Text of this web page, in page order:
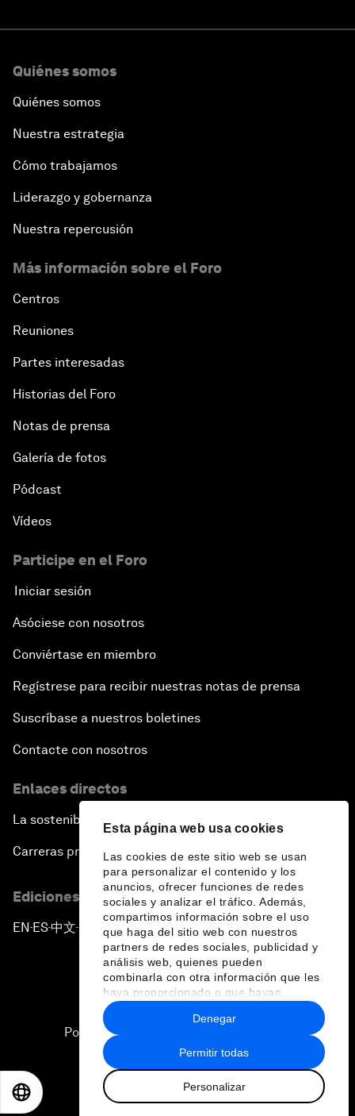
Esta página web usa cookies
Las cookies de este sitio web se usan
para personalizar el contenido y los
anuncios, ofrecer funciones de redes
sociales y analizar el tráfico. Además,
compartimos información sobre el uso
que haga del sitio web con nuestros
partners de redes sociales, publicidad y
análisis web, quienes pueden
combinarla con otra información que les
haya proporcionado o que hayan
recopilado a partir del uso que haya
hecho de sus servicios.
Permitir todas
Personalizar
Denegar
Quiénes somos
Quiénes somos
Nuestra estrategia
Cómo trabajamos
Liderazgo y gobernanza
Nuestra repercusión
Más información sobre el Foro
Centros
Reuniones
Partes interesadas
Historias del Foro
Notas de prensa
Galería de fotos
Pódcast
Vídeos
Participe en el Foro
Iniciar sesión
Asóciese con nosotros
Conviértase en miembro
Regístrese para recibir nuestras notas de prensa
Suscríbase a nuestros boletines
Contacte con nosotros
Enlaces directos
La sostenibilidad en el Foro
Carreras profesionales
Ediciones en otros idiomas
EN ▪ES▪中文▪ 日本語
Política de privacidad y normas de uso
Sitemap
2026 Foro Económico Mundial